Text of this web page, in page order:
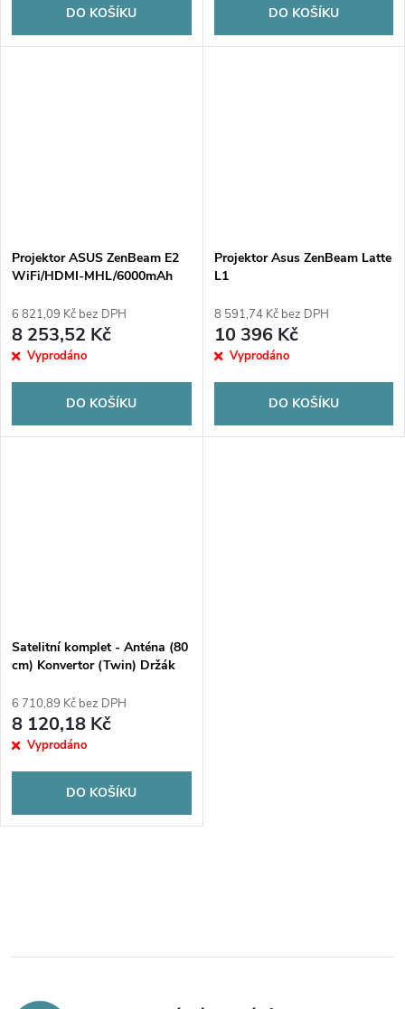
DO KOŠÍKU DO KOŠÍKU
Projektor ASUS ZenBeam E2
WiFi/HDMI-MHL/6000mAh
6 821,09 Kč bez DPH
8 253,52 Kč
Vyprodáno
DO KOŠÍKU
Projektor Asus ZenBeam Latte
L1
8 591,74 Kč bez DPH
10 396 Kč
Vyprodáno
DO KOŠÍKU
Satelitní komplet - Anténa (80
cm) Konvertor (Twin) Držák
6 710,89 Kč bez DPH
8 120,18 Kč
Vyprodáno
DO KOŠÍKU
l